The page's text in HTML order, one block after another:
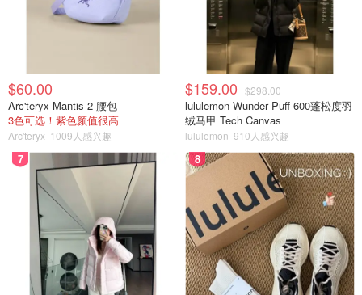
$60.00
Arc'teryx Mantis 2 腰包
3色可选！紫色颜值很高
Arc'teryx 1009人感兴趣
$159.00 $298.00
lululemon Wunder Puff 600蓬松度羽
绒马甲 Tech Canvas
lululemon 910人感兴趣
7 8